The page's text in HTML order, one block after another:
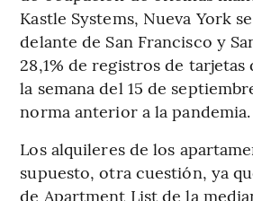
Kastle Systems, Nueva York
delante de San Francisco y
28,1% de registros de tarjetas
la semana del 15 de
norma anterior a la pandemia.
Los alquileres de los
supuesto, otra cuestión, ya
de Apartment List de la